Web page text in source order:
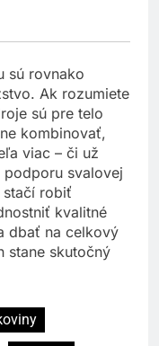
sú rovnako
Ak rozumiete
sú pre telo
kombinovať,
viac – či už
svalovej
stačí robiť
kvalitné
dbať na celkový
stane skutočný